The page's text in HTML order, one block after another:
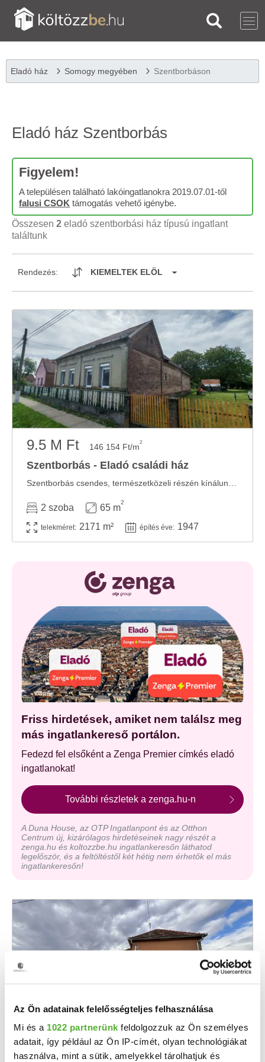
Az Ön adatainak felelősségteljes felhasználása
Mi és a 1022 partnerünk feldolgozzuk az Ön személyes
adatait, így például az Ön IP-címét, olyan technológiákat
használva, mint a sütik, amelyekkel tárolhatjuk és
Eladó ház Somogy megyében Szentborbáson
Eladó ház Szentborbás
Figyelem!
A településen található lakóingatlanokra 2019.07.01-től
falusi CSOK támogatás vehető igénybe.
Összesen 2 eladó szentborbási ház típusú ingatlant
találtunk
Rendezés: KIEMELTEK ELÖL
9.5 M Ft 146 154 Ft/m2
Szentborbás - Eladó családi ház
2 szoba 65 m
2
telekméret: 2171 m² építés éve: 1947
Friss hirdetések, amiket nem találsz meg
más ingatlankereső portálon.
Fedezd fel elsőként a Zenga Premier címkés eladó
ingatlanokat!
További részletek a zenga.hu-n
A Duna House, az OTP Ingatlanpont és az Otthon
Centrum új, kizárólagos hirdetéseinek nagy részét a
zenga.hu és koltozzbe.hu ingatlankeresőn láthatod
legelőször, és a feltöltéstől két hétig nem érhetők el más
ingatlankeresőn!
26.245 M Ft 320 061 Ft/m 2
Szentborbás - Eladó családi ház